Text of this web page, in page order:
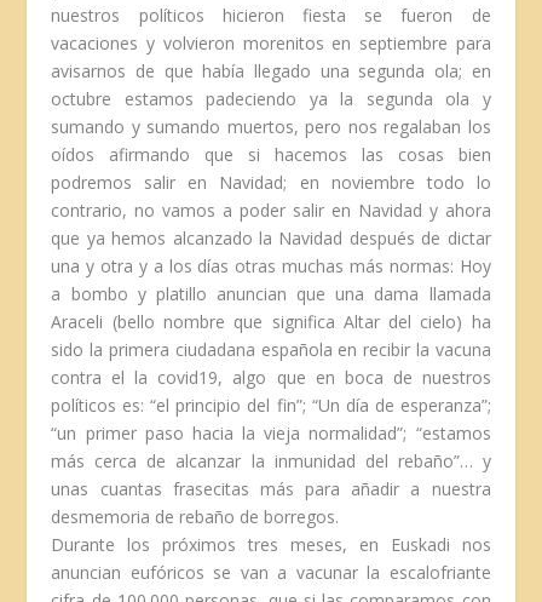
nuestros políticos hicieron fiesta se fueron de
vacaciones y volvieron morenitos en septiembre para
avisarnos de que había llegado una segunda ola; en
octubre estamos padeciendo ya la segunda ola y
sumando y sumando muertos, pero nos regalaban los
oídos afirmando que si hacemos las cosas bien
podremos salir en Navidad; en noviembre todo lo
contrario, no vamos a poder salir en Navidad y ahora
que ya hemos alcanzado la Navidad después de dictar
una y otra y a los días otras muchas más normas: Hoy
a bombo y platillo anuncian que una dama llamada
Araceli (bello nombre que significa Altar del cielo) ha
sido la primera ciudadana española en recibir la vacuna
contra el la covid19, algo que en boca de nuestros
políticos es: “el principio del fin”; “Un día de esperanza”;
“un primer paso hacia la vieja normalidad”; “estamos
más cerca de alcanzar la inmunidad del rebaño”… y
unas cuantas frasecitas más para añadir a nuestra
desmemoria de rebaño de borregos.
Durante los próximos tres meses, en Euskadi nos
anuncian eufóricos se van a vacunar la escalofriante